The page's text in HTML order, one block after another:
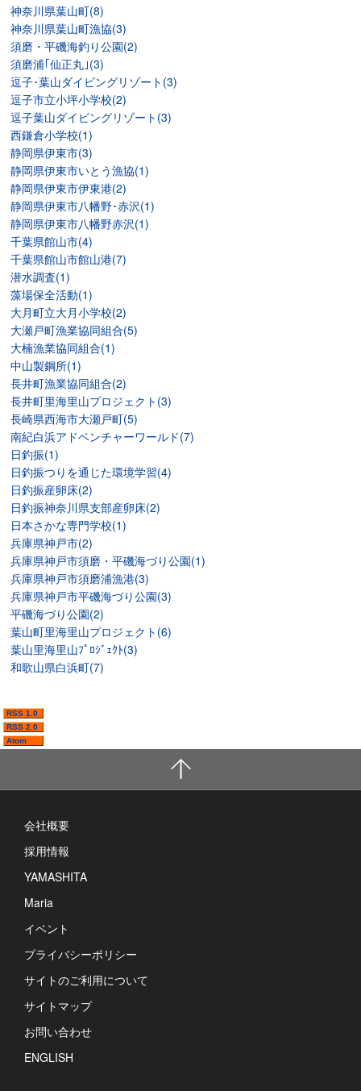
神奈川県葉山町(8)
神奈川県葉山町漁協(3)
須磨・平磯海釣り公園(2)
須磨浦｢仙正丸｣(3)
逗子･葉山ダイビングリゾート(3)
逗子市立小坪小学校(2)
逗子葉山ダイビングリゾート(3)
西鎌倉小学校(1)
静岡県伊東市(3)
静岡県伊東市いとう漁協(1)
静岡県伊東市伊東港(2)
静岡県伊東市八幡野･赤沢(1)
静岡県伊東市八幡野赤沢(1)
千葉県館山市(4)
千葉県館山市館山港(7)
潜水調査(1)
藻場保全活動(1)
大月町立大月小学校(2)
大瀬戸町漁業協同組合(5)
大楠漁業協同組合(1)
中山製鋼所(1)
長井町漁業協同組合(2)
長井町里海里山プロジェクト(3)
長崎県西海市大瀬戸町(5)
南紀白浜アドベンチャーワールド(7)
日釣振(1)
日釣振つりを通じた環境学習(4)
日釣振産卵床(2)
日釣振神奈川県支部産卵床(2)
日本さかな専門学校(1)
兵庫県神戸市(2)
兵庫県神戸市須磨・平磯海づり公園(1)
兵庫県神戸市須磨浦漁港(3)
兵庫県神戸市平磯海づり公園(3)
平磯海づり公園(2)
葉山町里海里山プロジェクト(6)
葉山里海里山ﾌﾟﾛｼﾞｪｸﾄ(3)
和歌山県白浜町(7)
RSS 1.0
RSS 2.0
Atom
会社概要
採用情報
YAMASHITA
Maria
イベント
プライバシーポリシー
サイトのご利用について
サイトマップ
お問い合わせ
ENGLISH